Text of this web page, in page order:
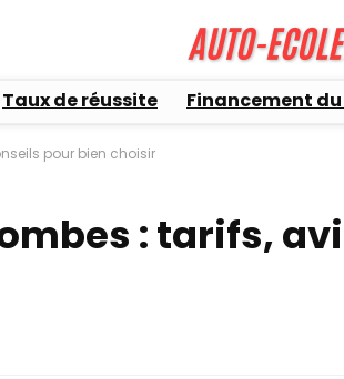
Taux de réussite Financement
pour bien choisir
: tarifs,